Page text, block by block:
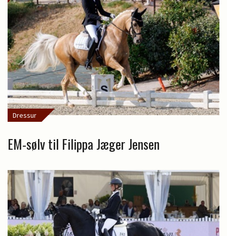
Dressur
EM-sølv til Filippa Jæger Jensen